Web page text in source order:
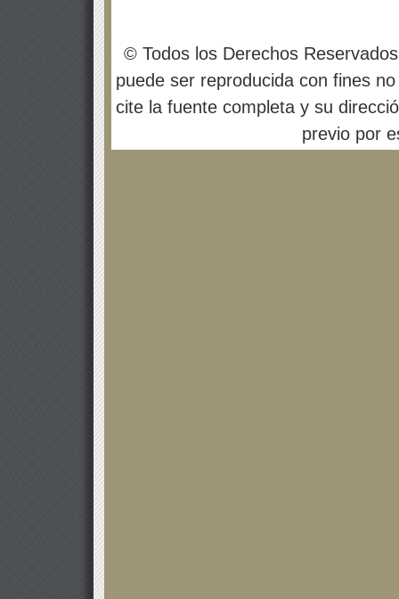
© Todos los Derechos
puede ser reproducida con fines
cite la fuente completa y su
previo por